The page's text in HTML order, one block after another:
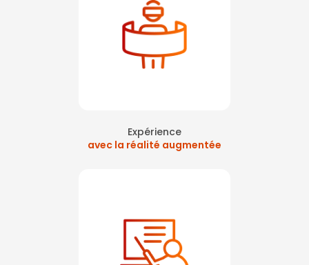
Expérience
avec la réalité augmentée